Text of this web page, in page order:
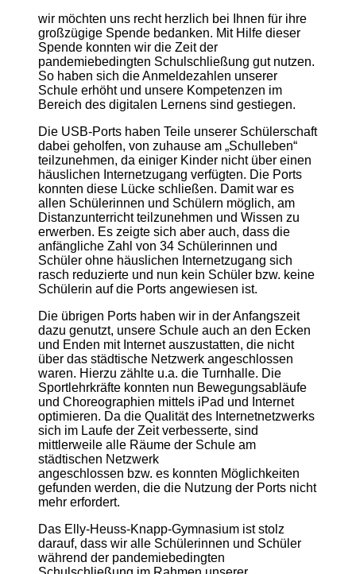
wir möchten uns recht herzlich bei Ihnen für ihre
großzügige Spende bedanken. Mit Hilfe dieser
Spende konnten wir die Zeit der
pandemiebedingten Schulschließung gut nutzen.
So haben sich die Anmeldezahlen unserer
Schule erhöht und unsere Kompetenzen im
Bereich des digitalen Lernens sind gestiegen.
Die USB-Ports haben Teile unserer Schülerschaft
dabei geholfen, von zuhause am „Schulleben“
teilzunehmen, da einiger Kinder nicht über einen
häuslichen Internetzugang verfügten. Die Ports
konnten diese Lücke schließen. Damit war es
allen Schülerinnen und Schülern möglich, am
Distanzunterricht teilzunehmen und Wissen zu
erwerben. Es zeigte sich aber auch, dass die
anfängliche Zahl von 34 Schülerinnen und
Schüler ohne häuslichen Internetzugang sich
rasch reduzierte und nun kein Schüler bzw. keine
Schülerin auf die Ports angewiesen ist.
Die übrigen Ports haben wir in der Anfangszeit
dazu genutzt, unsere Schule auch an den Ecken
und Enden mit Internet auszustatten, die nicht
über das städtische Netzwerk angeschlossen
waren. Hierzu zählte u.a. die Turnhalle. Die
Sportlehrkräfte konnten nun Bewegungsabläufe
und Choreographien mittels iPad und Internet
optimieren. Da die Qualität des Internetnetzwerks
sich im Laufe der Zeit verbesserte, sind
mittlerweile alle Räume der Schule am
städtischen Netzwerk
angeschlossen bzw. es konnten Möglichkeiten
gefunden werden, die die Nutzung der Ports nicht
mehr erfordert.
Das Elly-Heuss-Knapp-Gymnasium ist stolz
darauf, dass wir alle Schülerinnen und Schüler
während der pandemiebedingten